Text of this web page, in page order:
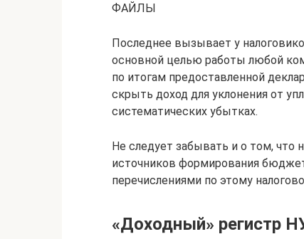
ФАЙЛЫ
Последнее вызывает у
основной целью работы любой
по итогам предоставленной
скрыть доход для уклонения от
систематических убытках.
Не следует забывать и о том, что
источников формирования
перечислениями по этому
«Доходный» регистр